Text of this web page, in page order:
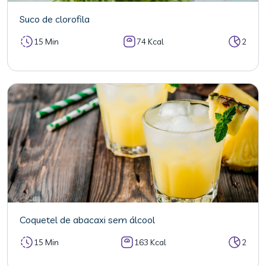
Suco de clorofila
15 Min 74 Kcal 2
Coquetel de abacaxi sem álcool
15 Min 163 Kcal 2